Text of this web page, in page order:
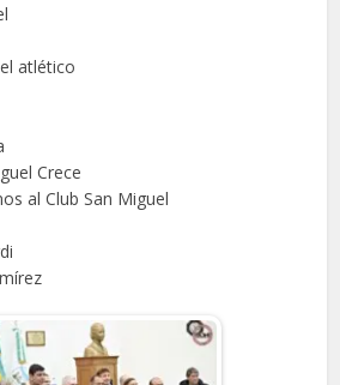
atlético
Crece
al Club San Miguel